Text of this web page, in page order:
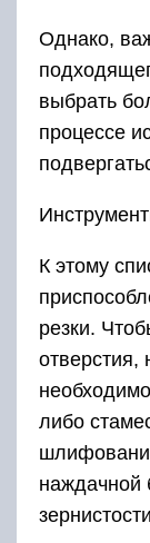
Однако,
выбрать
процессе
К этому
резки.
отверстия,
либо
наждачной